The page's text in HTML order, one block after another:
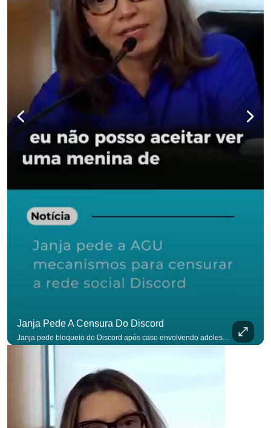
Janja Pede A Censura Do Discord
Janja pede bloqueio do Discord após caso envolvendo adolescente: “Precisamos tirar do ar”. #OAntagonista Se você busca informação com credibilidade, inscreva-se agora e ative o